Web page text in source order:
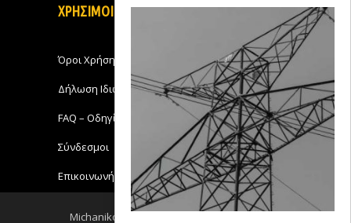
ΧΡΗΣΙΜΟΙ ΣΥΝΔΕΣΜΟΙ
Όροι Χρήσης
Δήλωση Ιδιωτικότητας
FAQ – Οδηγίες Χρήσης
Σύνδεσμοι
Επικοινωνήστε με το Michanikos-Online
Michanikos-Online 2018 - All Rights Reserved